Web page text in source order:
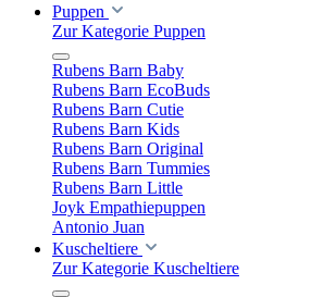
Puppen
Zur Kategorie Puppen
Rubens Barn Baby
Rubens Barn EcoBuds
Rubens Barn Cutie
Rubens Barn Kids
Rubens Barn Original
Rubens Barn Tummies
Rubens Barn Little
Joyk Empathiepuppen
Antonio Juan
Kuscheltiere
Zur Kategorie Kuscheltiere